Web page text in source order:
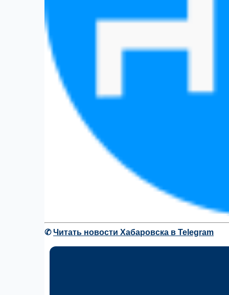
✆Читать новости Хабаровска в Telegram